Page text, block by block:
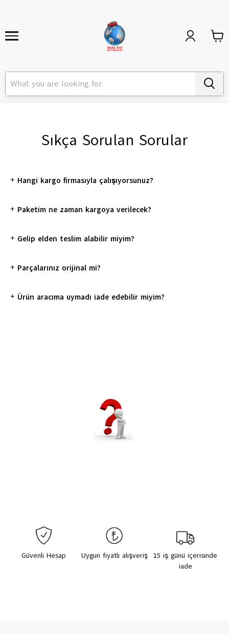
Sıkça Sorulan Sorular
+ Hangi kargo firmasıyla çalışıyorsunuz?
+ Paketim ne zaman kargoya verilecek?
+ Gelip elden teslim alabilir miyim?
+ Parçalarınız orijinal mi?
+ Ürün aracıma uymadı iade edebilir miyim?
Güvenli Hesap Uygun fiyatlı alışveriş 15 iş günü içerisinde
iade